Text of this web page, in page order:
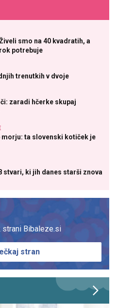
smo na 40 kvadratih, a
potrebuje
trenutkih v dvoje
zaradi hčerke skupaj
morju: ta slovenski kotiček je
stvari, ki jih danes starši znova
strani Bibaleze.si
stran